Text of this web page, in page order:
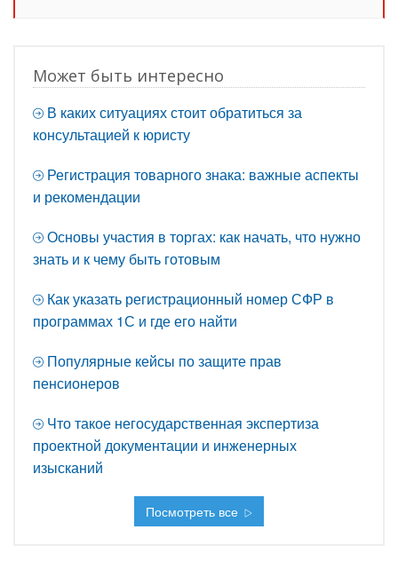
Может быть интересно
В каких ситуациях стоит обратиться за
консультацией к юристу
Регистрация товарного знака: важные аспекты
и рекомендации
Основы участия в торгах: как начать, что нужно
знать и к чему быть готовым
Как указать регистрационный номер СФР в
программах 1С и где его найти
Популярные кейсы по защите прав
пенсионеров
Что такое негосударственная экспертиза
проектной документации и инженерных
изысканий
Посмотреть все